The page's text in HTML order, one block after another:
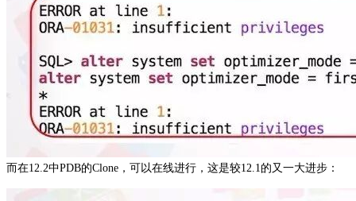
而在12.2中PDB的Clone，可以在线进行，这是较12.1的又一大进步：